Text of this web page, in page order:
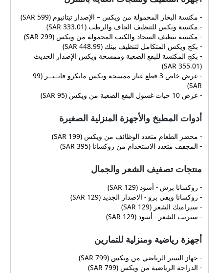
- مكنسة البخار المحمولة من ويكس – الإصدار تيتانيوم (599 SAR)
- مكنسة ويكس للتنظيف الجاف والرطب (333.01 SAR)
- مكنسة تنظيف السجاد والكنب المحمولة من ويكس (299 SAR)
- بكج ويكس المتكامل لتنظيف بيتك (448.99 SAR)
- بكج المكنسة للبقع الصعبة وممسحة ويكس الإصدار الحديث
(355.01 SAR)
- عرض خاص 3 قطع غيار ممسحة ويكس مايكرو فايــبــر (99
SAR)
- عرض 10 حبات غسول البقع الصعبة من ويكس (95 SAR)
أدوات المطبخ والأجهزة المنزلية الصغيرة
- محضر الطعام متعدد الوظائف من ويكس (199 SAR)
- المجفف متعدد الاستخدام من روكسانا (395 SAR)
منتجات تصفيف الشعر والجمال
- روكسانا برش - أسود (129 SAR)
- روكسانا ويفي برو - الاصدار الجديد (129 SAR)
- سيراميك الشعر (129 SAR)
- ستريت الشعر - أسود (129 SAR)
أجهزة رياضية ومنزلية للتمارين
- جهاز السير الرياضي من ويكس (799 SAR)
- الدراجة الرياضية من ويكس (799 SAR)